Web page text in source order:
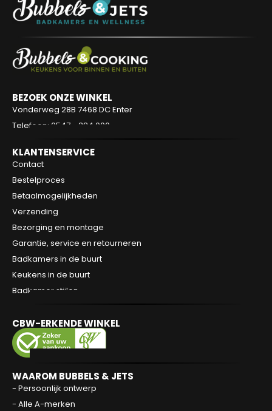
BEZOEK ONZE WINKEL
Vonderweg 28B 7468 DC Enter
Telefoon: 0547 - 384 000
KLANTENSERVICE
Contact
Bestelproces
Betaalmogelijkheden
Verzending
Bezorging en montage
Garantie, service en retourneren
Badkamers in de buurt
Keukens in de buurt
Badkamer stijlen
CBW-ERKENDE WINKEL
WAAROM BUBBELS & JETS
- Persoonlijk ontwerp
- Alle A-merken